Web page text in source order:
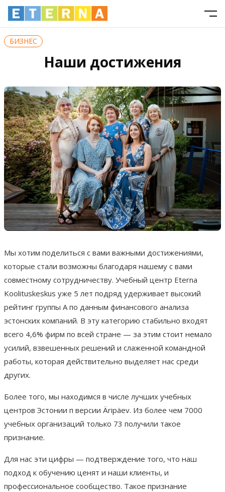
БИЗНЕС
Наши достижения
Мы хотим поделиться с вами важными достижениями,
которые стали возможны благодаря нашему с вами
совместному сотрудничеству. Учебный центр Eterna
Koolituskeskus уже 5 лет подряд удерживает высокий
рейтинг группы A по данным финансового анализа
эстонских компаний. В эту категорию стабильно входят
всего 4,6% фирм по всей стране — за этим стоит немало
усилий, взвешенных решений и слаженной командной
работы, которая действительно выделяет нас среди
других.
Более того, мы находимся в числе лучших учебных
центров Эстонии п версии Äripäev. Из более чем 7000
учебных организаций только 73 получили такое
признание.
Для нас эти цифры — подтверждение того, что наш
подход к обучению ценят и наши клиенты, и
профессиональное сообщество. Такое признание